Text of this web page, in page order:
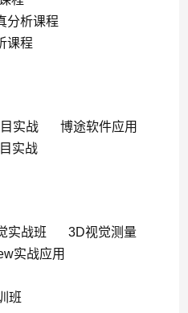
分析课程
课程
实战
博途软件应用
实战
实战班
3D视觉测量
实战应用
班